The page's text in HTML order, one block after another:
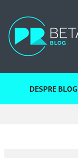
DESPRE BLOG